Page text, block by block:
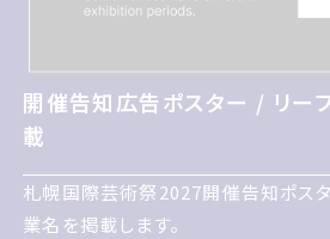
開催告知広告ポスター / リー
載
開催告知広告ポスター / リー
載
札幌国際げいじゅつさい2027開催告
ットに企業名を掲載します
札幌国際芸術祭2027開催告知ポスタ
業名を掲載します。